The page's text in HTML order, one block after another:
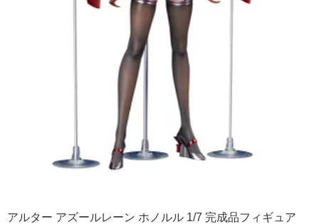
アルター アズールレーン ホノルル 1/7 完成品フィギュア